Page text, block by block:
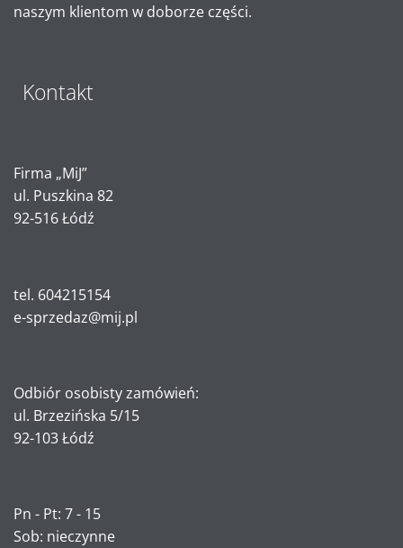
naszym klientom w doborze części.
Kontakt
Firma „MiJ”
ul. Puszkina 82
92-516 Łódź
tel. 604215154
e-sprzedaz@mij.pl
Odbiór osobisty zamówień:
ul. Brzezińska 5/15
92-103 Łódź
Pn - Pt: 7 - 15
Sob: nieczynne